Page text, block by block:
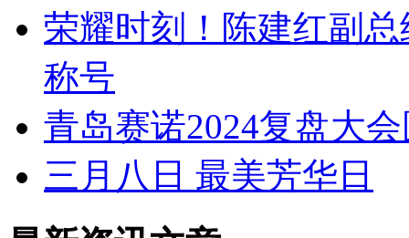
荣耀时刻！陈建红副
称号
青岛赛诺2024复盘大
三月八日 最美芳华日